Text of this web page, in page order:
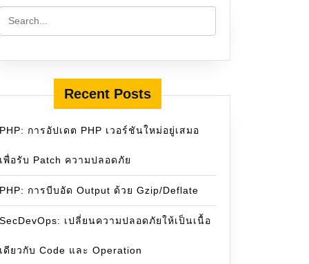
Recent Posts
PHP: การอัปเดต PHP เวอร์ชันใหม่อยู่เสมอ
เพื่อรับ Patch ความปลอดภัย
PHP: การบีบอัด Output ด้วย Gzip/Deflate
SecDevOps: เปลี่ยนความปลอดภัยให้เป็นเนื้อ
เดียวกับ Code และ Operation